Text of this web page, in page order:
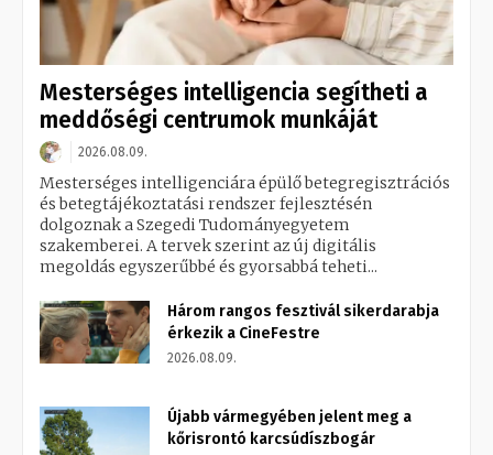
Mesterséges intelligencia segítheti a
meddőségi centrumok munkáját
2026.08.09.
Mesterséges intelligenciára épülő betegregisztrációs
és betegtájékoztatási rendszer fejlesztésén
dolgoznak a Szegedi Tudományegyetem
szakemberei. A tervek szerint az új digitális
megoldás egyszerűbbé és gyorsabbá teheti...
Három rangos fesztivál sikerdarabja
érkezik a CineFestre
2026.08.09.
Újabb vármegyében jelent meg a
kőrisrontó karcsúdíszbogár